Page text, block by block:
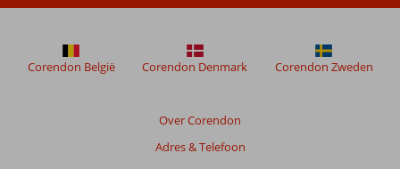
niet
weergegeven
om
Over Corendon
Adres & Telefoon
Corendon België Corendon Denmark Corendon Zweden